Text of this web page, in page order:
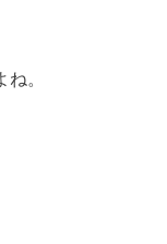
。